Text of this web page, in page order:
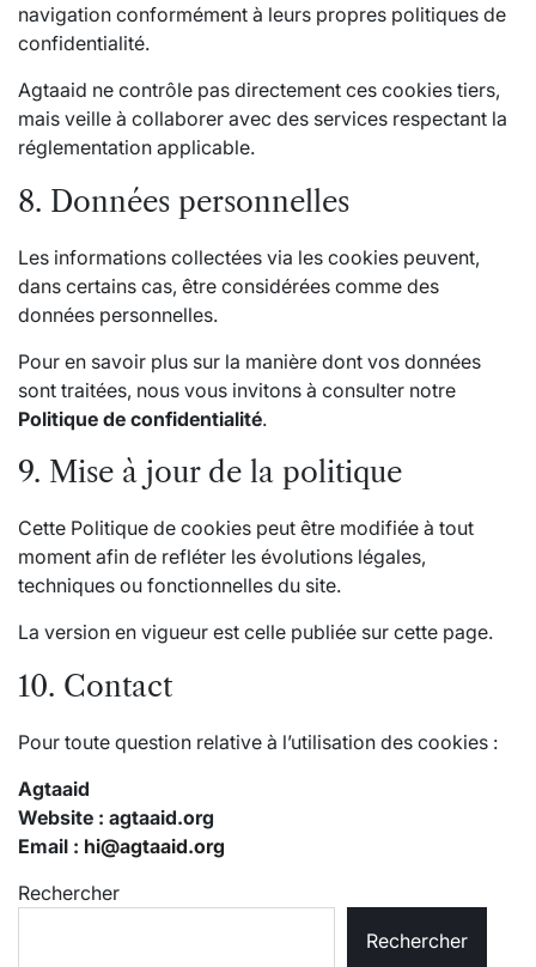
navigation conformément à leurs propres politiques de
confidentialité.
Agtaaid ne contrôle pas directement ces cookies tiers,
mais veille à collaborer avec des services respectant la
réglementation applicable.
8. Données personnelles
Les informations collectées via les cookies peuvent,
dans certains cas, être considérées comme des
données personnelles.
Pour en savoir plus sur la manière dont vos données
sont traitées, nous vous invitons à consulter notre
Politique de confidentialité.
9. Mise à jour de la politique
Cette Politique de cookies peut être modifiée à tout
moment afin de refléter les évolutions légales,
techniques ou fonctionnelles du site.
La version en vigueur est celle publiée sur cette page.
10. Contact
Pour toute question relative à l’utilisation des cookies :
Agtaaid
Website : agtaaid.org
Email : hi@agtaaid.org
Rechercher
Rechercher